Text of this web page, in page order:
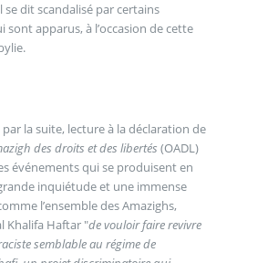
se dit scandalisé par certains
sont apparus, à l’occasion de cette
la suite, lecture à la déclaration de
des droits et des libertés (OADL)
événements qui se produisent en
inquiétude et une immense
l’ensemble des Amazighs,
Khalifa Haftar "de vouloir faire revivre
semblable au régime de